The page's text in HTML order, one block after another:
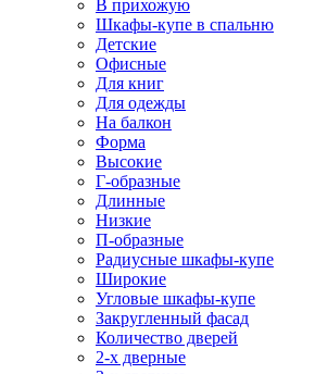
В прихожую
Шкафы-купе в спальню
Детские
Офисные
Для книг
Для одежды
На балкон
Форма
Высокие
Г-образные
Длинные
Низкие
П-образные
Радиусные шкафы-купе
Широкие
Угловые шкафы-купе
Закругленный фасад
Количество дверей
2-х дверные